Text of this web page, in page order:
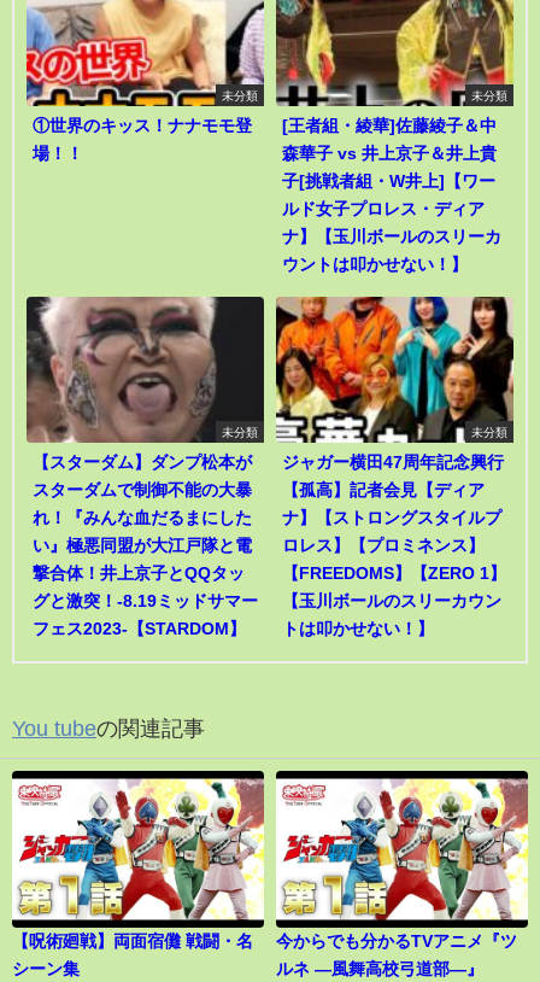
未分類
①世界のキッス！ナナモモ登
場！！
未分類
[王者組・綾華]佐藤綾子＆中
森華子 vs 井上京子＆井上貴
子[挑戦者組・W井上]【ワー
ルド女子プロレス・ディア
ナ】【玉川ボールのスリーカ
ウントは叩かせない！】
未分類
【スターダム】ダンプ松本が
スターダムで制御不能の大暴
れ！『みんな血だるまにした
い』極悪同盟が大江戸隊と電
撃合体！井上京子とQQタッ
グと激突！-8.19ミッドサマー
フェス2023-【STARDOM】
未分類
ジャガー横田47周年記念興行
【孤高】記者会見【ディア
ナ】【ストロングスタイルプ
ロレス】【プロミネンス】
【FREEDOMS】【ZERO 1】
【玉川ボールのスリーカウン
トは叩かせない！】
You tubeの関連記事
【呪術廻戦】両面宿儺 戦闘・名
シーン集
今からでも分かるTVアニメ『ツ
ルネ ―風舞高校弓道部―』